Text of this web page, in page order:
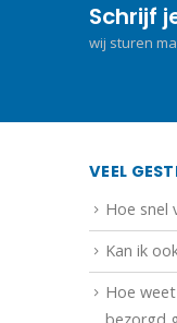
Schrijf
wij sturen
VEEL
Hoe snel
Kan ik
Hoe